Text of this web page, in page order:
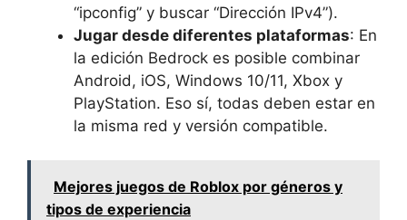
“ipconfig” y buscar “Dirección IPv4”).
Jugar desde diferentes plataformas: En
la edición Bedrock es posible combinar
Android, iOS, Windows 10/11, Xbox y
PlayStation. Eso sí, todas deben estar en
la misma red y versión compatible.
Mejores juegos de Roblox por géneros y
tipos de experiencia